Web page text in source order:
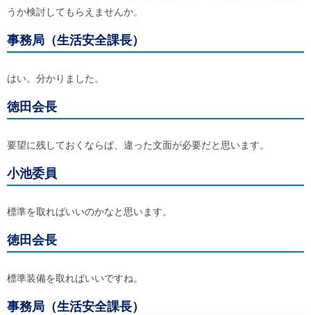
うか検討してもらえませんか。
事務局（生活安全課長）
はい。分かりました。
徳田会長
要望に残しておくならば、違った文面が必要だと思います。
小池委員
標準を取ればいいのかなと思います。
徳田会長
標準装備を取ればいいですね。
事務局（生活安全課長）